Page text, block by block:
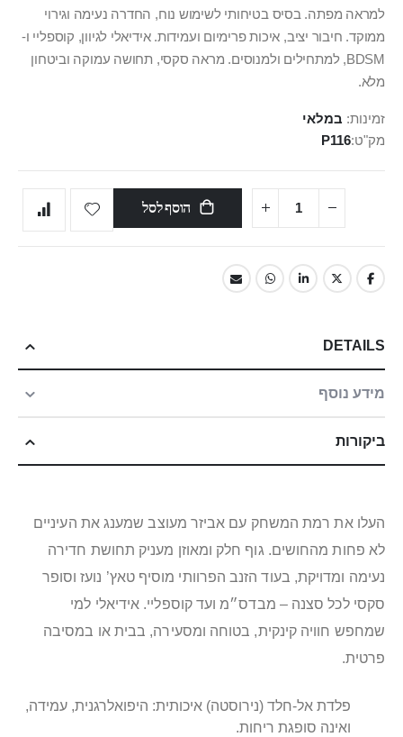
למראה מפתה. בסיס בטיחותי לשימוש נוח, החדרה נעימה וגירוי
ממוקד. חיבור יציב, איכות פרימיום ועמידות. אידיאלי לגיוון, קוספליי ו-
BDSM, למתחילים ולמנוסים. מראה סקסי, תחושה עמוקה וביטחון
מלא.
זמינות: במלאי
מק"ט P116
הוסף לסל
DETAILS
מידע נוסף
ביקורות
העלו את רמת המשחק עם אביזר מעוצב שמענג את העיניים
לא פחות מהחושים. גוף חלק ומאוזן מעניק תחושת חדירה
נעימה ומדויקת, בעוד הזנב הפרוותי מוסיף טאץ’ נועז וסופר
סקסי לכל סצנה – מבדס״מ ועד קוספליי. אידיאלי למי
שמחפש חוויה קינקית, בטוחה ומסעירה, בבית או במסיבה
פרטית.
פלדת אל-חלד (נירוסטה) איכותית: היפואלרגנית, עמידה,
ואינה סופגת ריחות.